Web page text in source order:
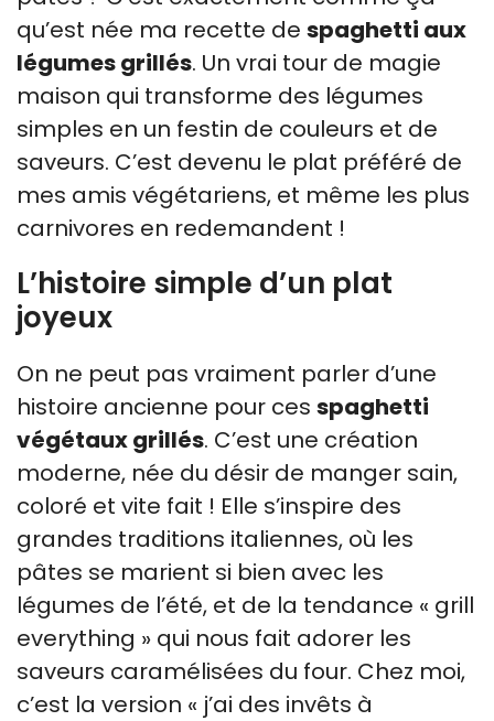
qu’est née ma recette de spaghetti aux
légumes grillés. Un vrai tour de magie
maison qui transforme des légumes
simples en un festin de couleurs et de
saveurs. C’est devenu le plat préféré de
mes amis végétariens, et même les plus
carnivores en redemandent !
L’histoire simple d’un plat
joyeux
On ne peut pas vraiment parler d’une
histoire ancienne pour ces spaghetti
végétaux grillés. C’est une création
moderne, née du désir de manger sain,
coloré et vite fait ! Elle s’inspire des
grandes traditions italiennes, où les
pâtes se marient si bien avec les
légumes de l’été, et de la tendance « grill
everything » qui nous fait adorer les
saveurs caramélisées du four. Chez moi,
c’est la version « j’ai des invêts à